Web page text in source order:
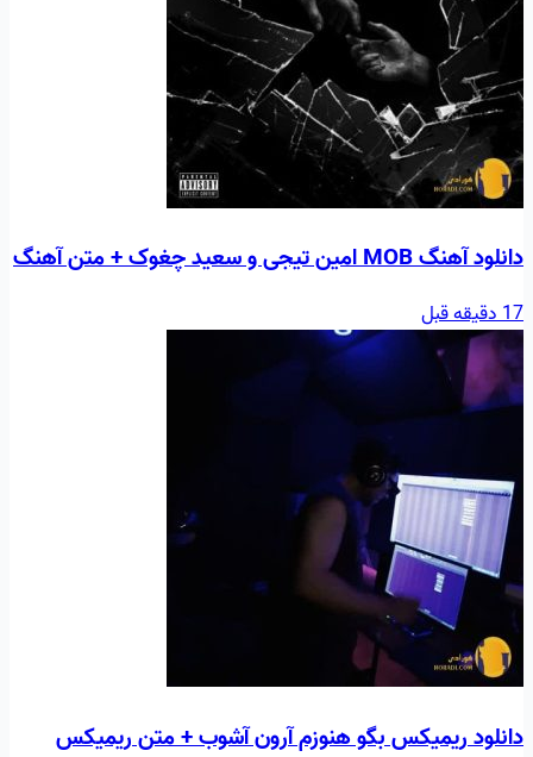
دانلود آهنگ MOB امین تیجی و سعید چغوک + متن آهنگ
17 دقیقه قبل
دانلود ریمیکس بگو هنوزم آرون آشوب + متن ریمیکس